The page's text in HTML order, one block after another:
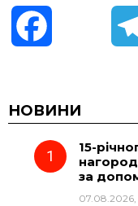
c
e
НОВИНИ
15-
за
07.08.2026,